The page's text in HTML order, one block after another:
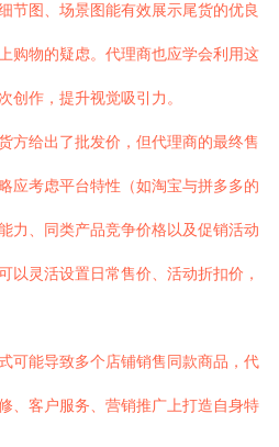
节图、场景图能有效展示尾货的优良
购物的疑虑。代理商也应学会利用这
创作，提升视觉吸引力。
方给出了批发价，但代理商的最终售
应考虑平台特性（如淘宝与拼多多的
力、同类产品竞争价格以及促销活动
以灵活设置日常售价、活动折扣价，
可能导致多个店铺销售同款商品，代
、客户服务、营销推广上打造自身特